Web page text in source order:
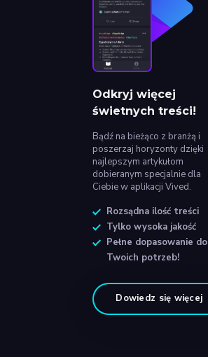
Odkryj więcej
świetnych treści!
Bądź na bieżąco z branżą i
poszerzaj horyzonty dzięki
najlepszym artykułom
dobieranym specjalnie dla
Ciebie w aplikacji Vived.
Rozsądna ilość treści
Tylko wysoka jakość
Pełne dopasowanie do
Twoich potrzeb!
Dowiedz się więcej